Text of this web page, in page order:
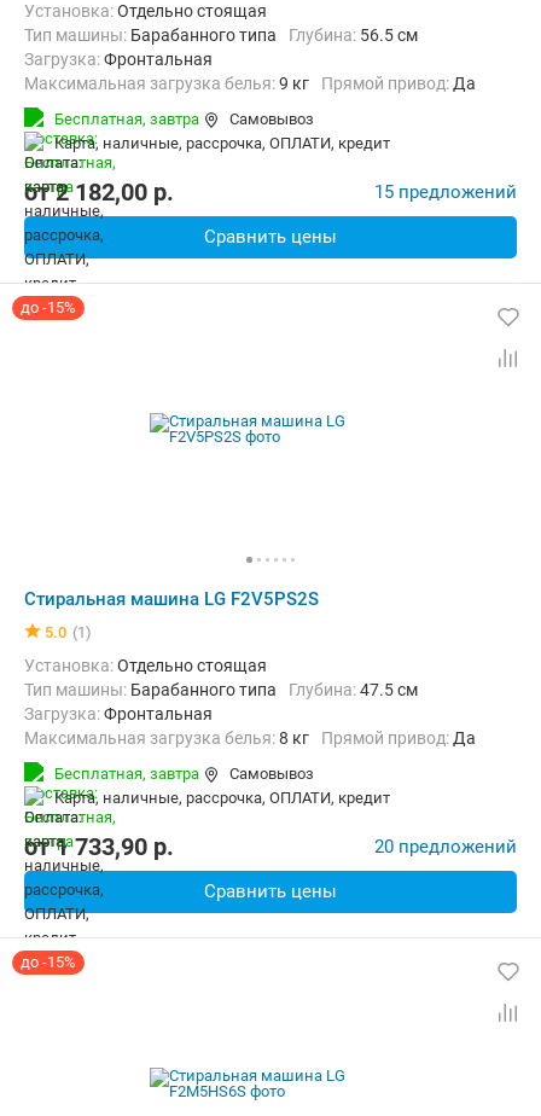
Установка:Отдельно стоящая
Тип машины: Барабанного типа Глубина: 56.5 см
загрузка:Фронтальная
Максимальная загрузка белья:9 кг прямой привод: Да
Количество программ:
Сушка:Есть
Дополнительные функции:
Выбор скорости отжима, Звуковой
Безопасность:Защита от детей, Защита от протечек
Ширина:60 см
Бесплатная, завтра
Самовывоз
карта, наличные, рассрочка, ОПЛАТИ, кредит
от2 182,00 p. 15 предложений
Сравнить цены
до -15%
Стиральная машина LG F2V5PS2S
5.0 (1)
Установка:Отдельно стоящая
Тип машины: Барабанного типа Глубина:47.5 см
загрузка:Фронтальная
Максимальная загрузка белья:8 кг прямой привод: Да
Количество программ:
Дополнительные функции:
Безопасность:
Защита от детей Ширина: 60 см
Бесплатная, завтра
Самовывоз
карта, наличные, рассрочка, ОПЛАТИ, кредит
от1 733,90 p. 20 предложений
Сравнить цены
до -15%